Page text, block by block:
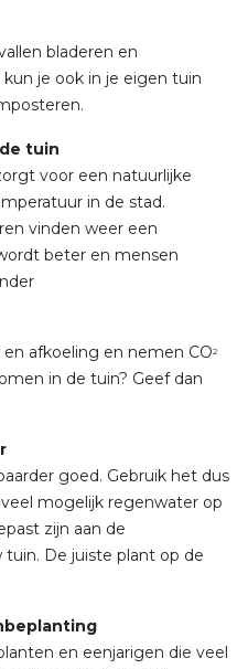
bladeren en
je ook in je eigen tuin
tuin
voor een natuurlijke
in de stad.
vinden weer een
beter en mensen
afkoeling en nemen CO2
in de tuin? Geef dan
goed. Gebruik het dus
mogelijk regenwater op
zijn aan de
De juiste plant op de
en eenjarigen die veel